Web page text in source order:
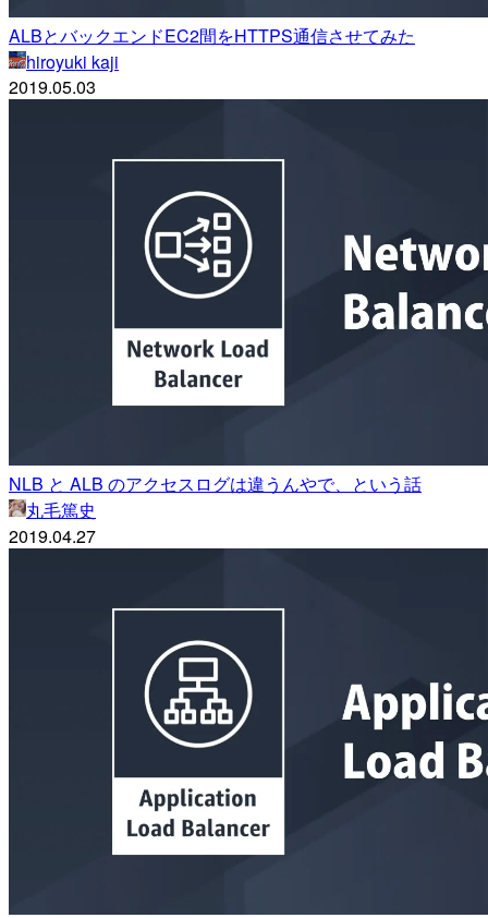
ALBとバックエンドEC2間をHTTPS通信させてみた
hiroyuki kaji
2019.05.03
NLB と ALB のアクセスログは違うんやで、という話
丸毛篤史
2019.04.27